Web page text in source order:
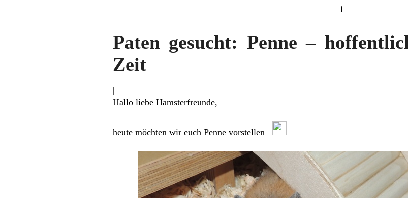
1
Paten gesucht: Penne –
Zeit
|
Hallo liebe Hamsterfreunde,
heute möchten wir euch Penne vorstellen